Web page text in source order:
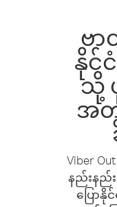
ဗ
နိုင်
သို့
အ
Viber
နည်းနည်း
ပြော